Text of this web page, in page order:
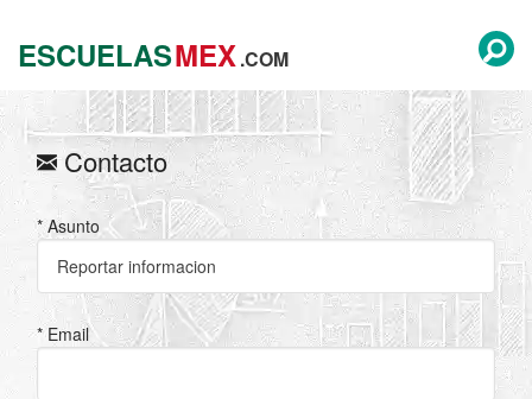
ESCUELASMEX.COM
Contacto
* Asunto
* Email